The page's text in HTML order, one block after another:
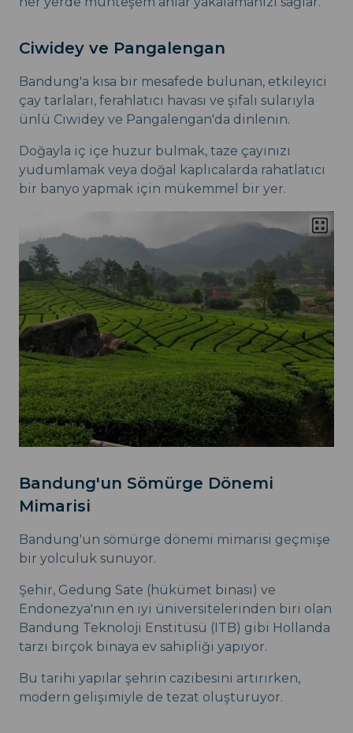
Ciwidey ve Pangalengan
Bandung'a kısa bir mesafede bulunan, etkileyici
çay tarlaları, ferahlatıcı havası ve şifalı sularıyla
ünlü Ciwidey ve Pangalengan'da dinlenin.
Doğayla iç içe huzur bulmak, taze çayınızı
yudumlamak veya doğal kaplıcalarda rahatlatıcı
bir banyo yapmak için mükemmel bir yer.
Bandung'un Sömürge Dönemi
Mimarisi
Bandung'un sömürge dönemi mimarisi geçmişe
bir yolculuk sunuyor.
Şehir, Gedung Sate (hükümet binası) ve
Endonezya'nın en iyi üniversitelerinden biri olan
Bandung Teknoloji Enstitüsü (ITB) gibi Hollanda
tarzı birçok binaya ev sahipliği yapıyor.
Bu tarihi yapılar şehrin cazibesini artırırken,
modern gelişimiyle de tezat oluşturuyor.